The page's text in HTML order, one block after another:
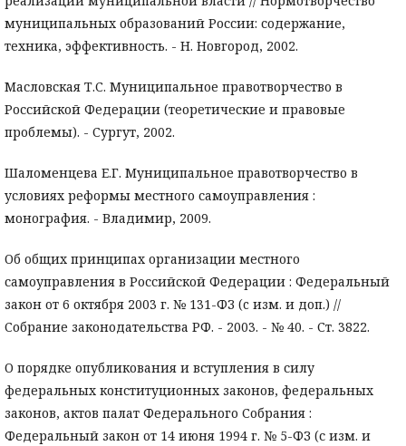
муниципальных образований России: содержание,
техника, эффективность. - Н. Новгород, 2002.
Масловская Т.С. Муниципальное правотворчество в
Российской Федерации (теоретические и правовые
проблемы). - Сургут, 2002.
Шаломенцева Е.Г. Муниципальное правотворчество в
условиях реформы местного самоуправления :
монография. - Владимир, 2009.
Об общих принципах организации местного
самоуправления в Российской Федерации : Федеральный
закон от 6 октября 2003 г. № 131-ФЗ (c изм. и доп.) //
Собрание законодательства РФ. - 2003. - № 40. - Ст. 3822.
О порядке опубликования и вступления в силу
федеральных конституционных законов, федеральных
законов, актов палат Федерального Собрания :
Федеральный закон от 14 июня 1994 г. № 5-ФЗ (с изм. и